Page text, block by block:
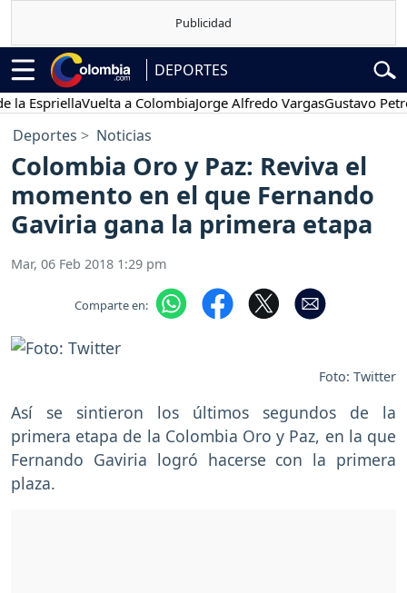
DEPORTES
Vuelta a ColombiaJorge Alfredo VargasGustavo Petro
Deportes Noticias
Colombia Oro y Paz: Reviva el
momento en el que Fernando
Gaviria gana la primera etapa
Mar, 06 Feb 2018 1:29 pm
Comparte en:
Foto: Twitter
Así se sintieron los últimos segundos de la
primera etapa de la Colombia Oro y Paz, en la que
Fernando Gaviria logró hacerse con la primera
plaza.